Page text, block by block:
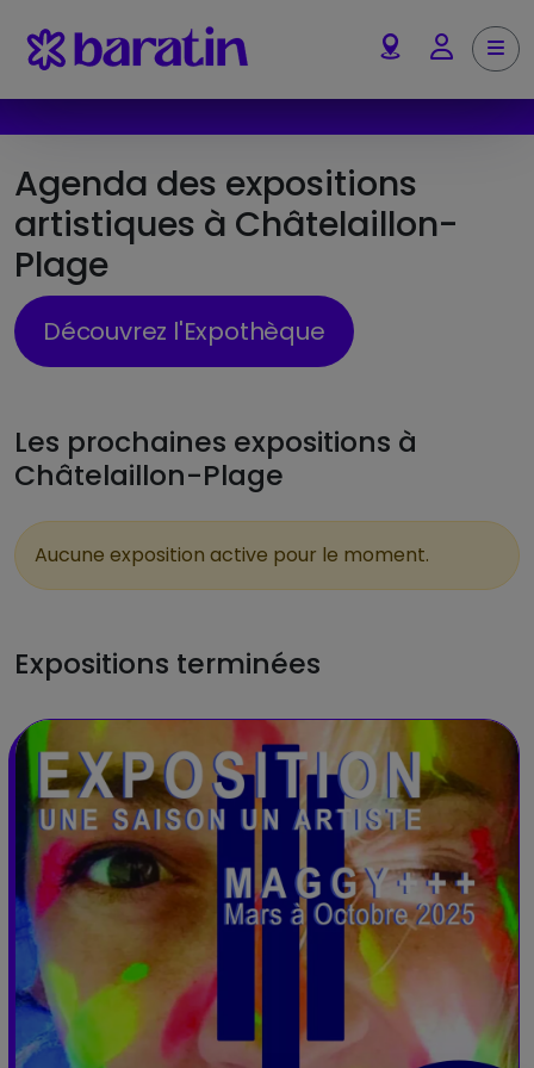
Account
Agenda des expositions
artistiques à Châtelaillon-
Plage
Découvrez l'Expothèque
Les prochaines expositions à
Châtelaillon-Plage
Aucune exposition active pour le moment.
Expositions terminées